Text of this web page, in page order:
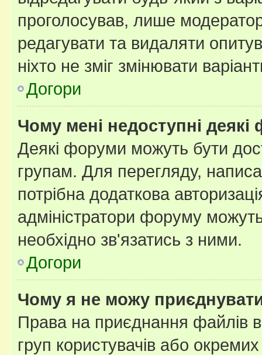
проголосував, лише
редагувати та видаляти
ніхто не зміг змінювати
Догори
Чому мені недоступні
Деякі форуми можуть бути
групам. Для перегляду,
потрібна додаткова
адміністратори форуму
необхідно зв'язатись з ними.
Догори
Чому я не можу
Права на приєднання файлів
груп користувачів або